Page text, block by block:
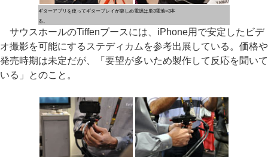
ギターアプリを使ってギタープレイが楽しめ
る。
電源は単3電池×3本
サウスホールのTiffenブースには、iPhone用で安定したビデ
オ撮影を可能にするステディカムを参考出展している。価格や
発売時期は未定だが、「要望が多いため製作して反応を聞いて
いる」とのこと。